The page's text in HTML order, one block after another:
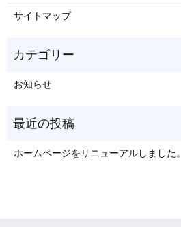
サイトマップ
お知らせ
ホームページをリニューアルしました。